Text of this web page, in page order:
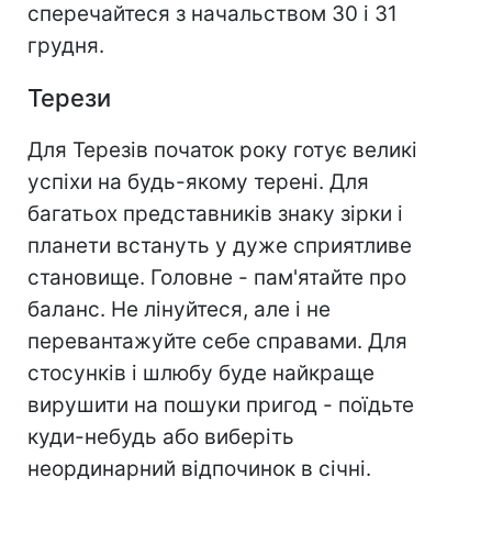
сперечайтеся з начальством 30 і 31
грудня.
Терези
Для Терезів початок року готує великі
успіхи на будь-якому терені. Для
багатьох представників знаку зірки і
планети встануть у дуже сприятливе
становище. Головне - пам'ятайте про
баланс. Не лінуйтеся, але і не
перевантажуйте себе справами. Для
стосунків і шлюбу буде найкраще
вирушити на пошуки пригод - поїдьте
куди-небудь або виберіть
неординарний відпочинок в січні.